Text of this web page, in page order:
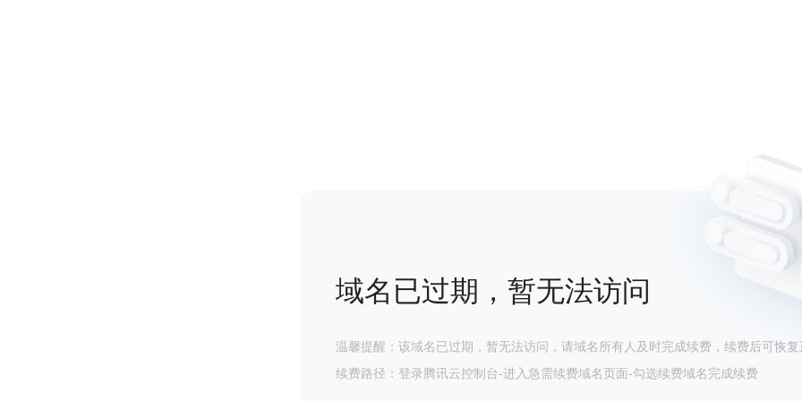
域名已过期，暂无法访问
温馨提醒：该域名已过期，暂无法访问，请域名所有人及时完成续费，续费后可恢复
续费路径：登录腾讯云控制台-进入急需续费域名页面-勾选续费域名完成续费